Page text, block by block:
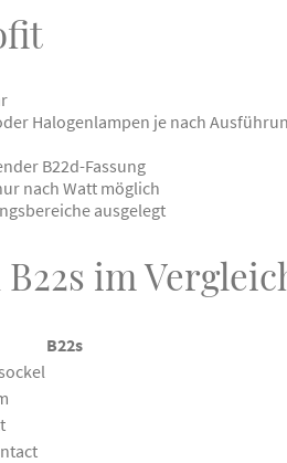
Halogenlampen je nach
B22d-Fassung
nach Watt möglich
ausgelegt
im
B22s